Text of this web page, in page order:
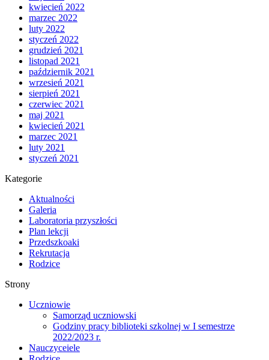
kwiecień 2022
marzec 2022
luty 2022
styczeń 2022
grudzień 2021
listopad 2021
październik 2021
wrzesień 2021
sierpień 2021
czerwiec 2021
maj 2021
kwiecień 2021
marzec 2021
luty 2021
styczeń 2021
Kategorie
Aktualności
Galeria
Laboratoria przyszłości
Plan lekcji
Przedszkoaki
Rekrutacja
Rodzice
Strony
Uczniowie
Samorząd uczniowski
Godziny pracy biblioteki szkolnej w I semestrze
2022/2023 r.
Nauczyceiele